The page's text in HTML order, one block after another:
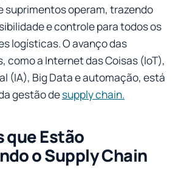
suprimentos operam, trazendo
e controle para todos os
logísticas. O avanço das
como a Internet das Coisas (IoT),
(IA), Big Data e automação, está
gestão desupply chain.
que Estão
o Supply Chain